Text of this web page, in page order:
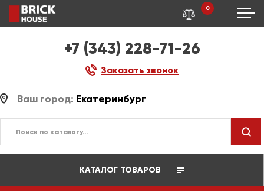
+7 (343) 228-71-26
Заказать звонок
0
Ваш город: Екатеринбург
КАТАЛОГ ТОВАРОВ